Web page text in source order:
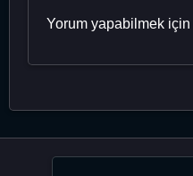
Yorum yapabilmek için